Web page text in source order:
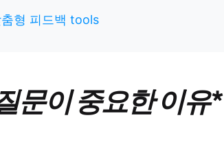
형 피드백 tools
문이 중요한 이유*